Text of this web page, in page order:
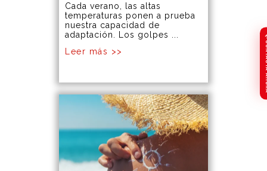
Cada verano, las altas
temperaturas ponen a prueba
nuestra capacidad de
adaptación. Los golpes ...
Leer más >>